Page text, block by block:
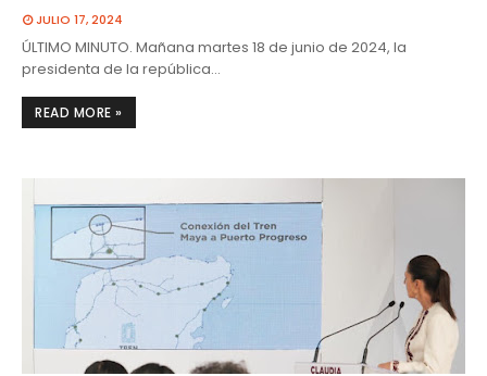
JULIO 17, 2024
ÚLTIMO MINUTO. Mañana martes 18 de junio de 2024, la
presidenta de la república…
READ MORE »